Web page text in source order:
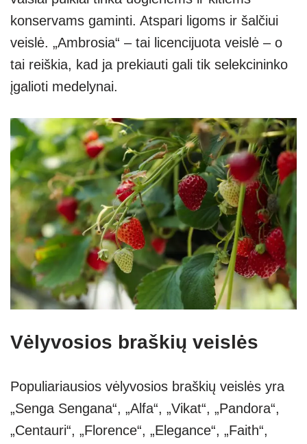
konservams gaminti. Atspari ligoms ir šalčiui
veislė. „Ambrosia“ – tai licencijuota veislė – o
tai reiškia, kad ja prekiauti gali tik selekcininko
įgalioti medelynai.
Vėlyvosios braškių veislės
Populiariausios vėlyvosios braškių veislės yra
„Senga Sengana“, „Alfa“, „Vikat“, „Pandora“,
„Centauri“, „Florence“, „Elegance“, „Faith“,